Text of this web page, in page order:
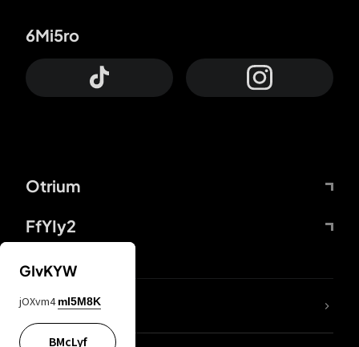
Otrium
FfYIy2
6Mi5ro
DDcvSo
GIvKYW
jOXvm4 mI5M8K
BMcLyf